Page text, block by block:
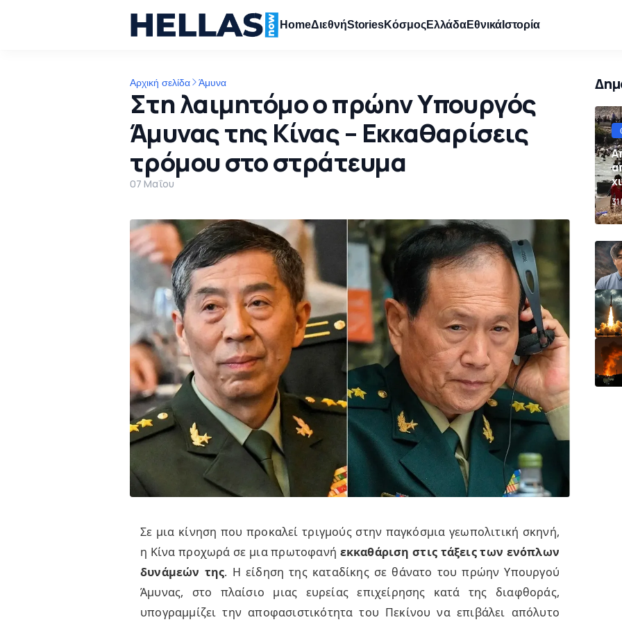
HomeΔιεθνήStoriesΚόσμοςΕλλάδαΕθνικάΙστορία
Αρχική σελίδα Άμυνα
Στη λαιμητόμο ο πρώην Υπουργός
Άμυνας της Κίνας – Εκκαθαρίσεις
τρόμου στο στράτευμα
07 Μαΐου
Σε μια κίνηση που προκαλεί τριγμούς στην παγκόσμια γεωπολιτική σκηνή,
η Κίνα προχωρά σε μια πρωτοφανή εκκαθάριση στις τάξεις των ενόπλων
δυνάμεών της. Η είδηση της καταδίκης σε θάνατο του πρώην Υπουργού
Άμυνας, στο πλαίσιο μιας ευρείας επιχείρησης κατά της διαφθοράς,
υπογραμμίζει την αποφασιστικότητα του Πεκίνου να επιβάλει απόλυτο
31